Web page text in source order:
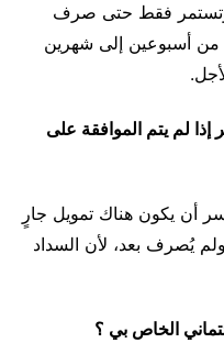
وتستمر فقط حتى صرف
من أسبوعين إلى شهرين
لم يتم الموافقة على
أن يكون هناك تمويل جارٍ
ولم يُصرف بعد، لأن السداد
الخاص بي ؟